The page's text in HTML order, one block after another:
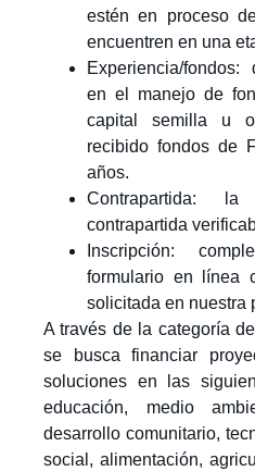
estén en proceso
encuentren en una
Experiencia/
en el manejo de
capital semilla u
recibido fondos de
años.
Contrapartida:
contrapartida
Inscripción:
formulario en línea
solicitada en nuestra
A través de la categoría
se busca financiar
soluciones en las
educación, medio
desarrollo comunitario,
social, alimentación,